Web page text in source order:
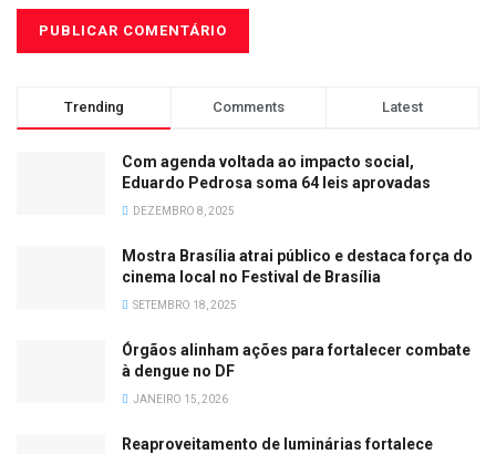
Trending Comments Latest
Com agenda voltada ao impacto social,
Eduardo Pedrosa soma 64 leis aprovadas
DEZEMBRO 8, 2025
Mostra Brasília atrai público e destaca força do
cinema local no Festival de Brasília
SETEMBRO 18, 2025
Órgãos alinham ações para fortalecer combate
à dengue no DF
JANEIRO 15, 2026
Reaproveitamento de luminárias fortalece